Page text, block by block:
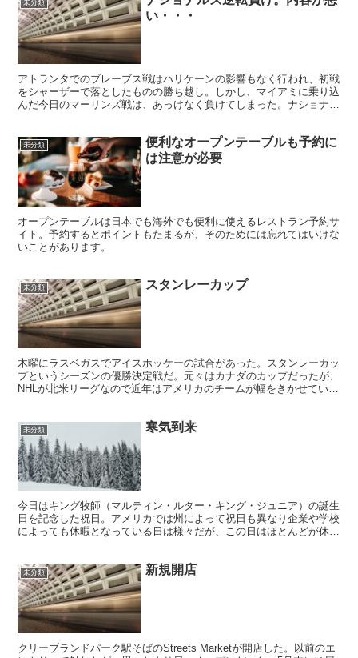
未分類
い・・・
アトランタでのブレーブス戦はハリケーンの影響もなく行われ、初戦
をシャーザーで落としたものの勝ち越し。しかし、マイアミに乗り込
んだ今日のマーリンズ戦は、あっけなく負けてしまった。ナショナル
未分類
便利なオープンテーブルも予約に
は注意が必要
オープンテーブルは日本でも海外でも便利に使えるレストラン予約サ
イト。予約するとポイントもたまるが、そのためには忘れてはいけな
いことがあります。
未分類 スタンレーカップ
木曜にラスベガスでアイスホッケーの試合があった。スタンレーカッ
プというシーズンの優勝決定戦だ。元々はカナダのカップだったが、
NHLが北米リーグなので近年はアメリカのチームが幅をきかせている
未分類 寒気到来
今日はキング牧師（マルティン・ルター・キング・ジュニア）の誕生
日を記念した祝日。アメリカでは州によって祝日も異なり企業や学校
によっても休暇となっている日は様々だが、この日はほとんどが休み
未分類 新規開店
クリーブランドパーク駅そばのStreets Marketが開店した。以前のエ